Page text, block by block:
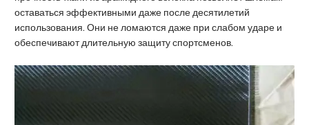
оставаться эффективными даже после десятилетий
использования. Они не ломаются даже при слабом ударе и
обеспечивают длительную защиту спортсменов.